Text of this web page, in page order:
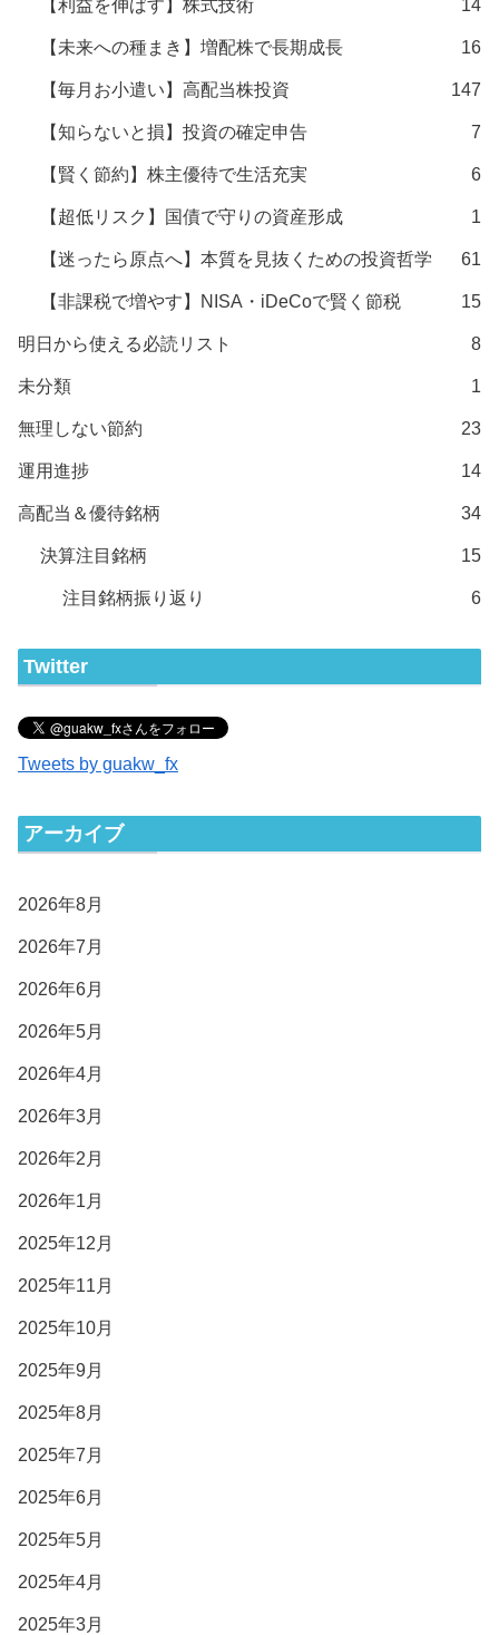
【利益を伸ばす】株式技術 14
【未来への種まき】増配株で長期成長 16
【毎月お小遣い】高配当株投資 147
【知らないと損】投資の確定申告 7
【賢く節約】株主優待で生活充実 6
【超低リスク】国債で守りの資産形成 1
【迷ったら原点へ】本質を見抜くための投資哲学 61
【非課税で増やす】NISA・iDeCoで賢く節税 15
明日から使える必読リスト 8
未分類 1
無理しない節約 23
運用進捗 14
高配当＆優待銘柄 34
決算注目銘柄 15
注目銘柄振り返り 6
Twitter
Tweets by guakw_fx
アーカイブ
2026年8月
2026年7月
2026年6月
2026年5月
2026年4月
2026年3月
2026年2月
2026年1月
2025年12月
2025年11月
2025年10月
2025年9月
2025年8月
2025年7月
2025年6月
2025年5月
2025年4月
2025年3月